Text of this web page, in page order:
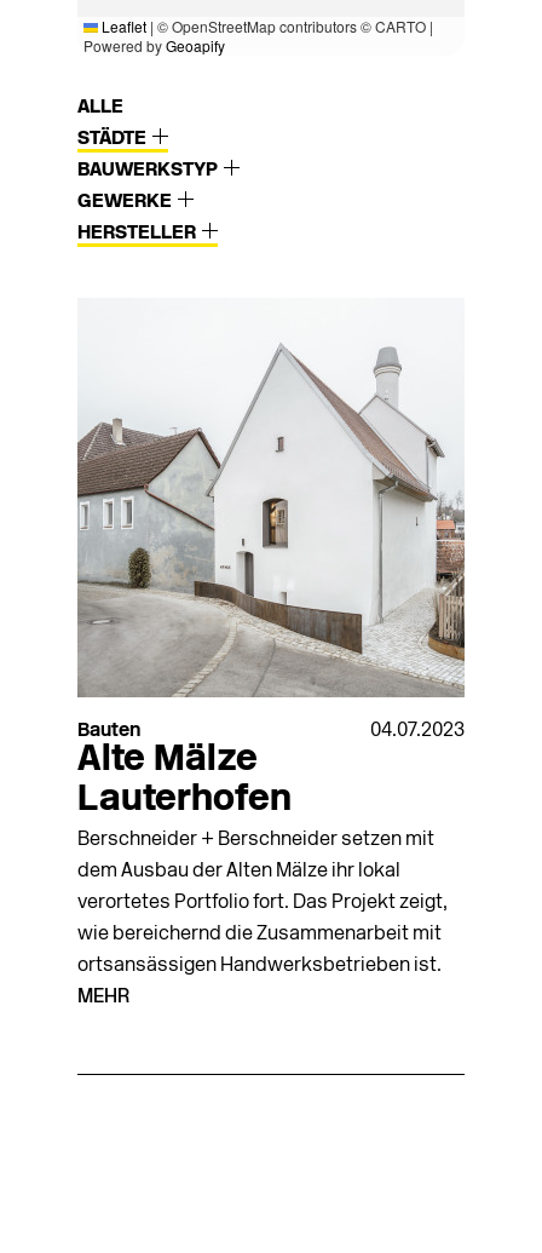
Leaflet | © OpenStreetMap contributors © CARTO |
Powered byGeoapify
ALLE
STÄDTE
BAUWERKSTYP
GEWERKE
HERSTELLER
Bauten 04.07.2023
Alte Mälze
Lauterhofen
Berschneider + Berschneider setzen mit
dem Ausbau der Alten Mälze ihr lokal
verortetes Portfolio fort. Das Projekt zeigt,
wie bereichernd die Zusammenarbeit mit
ortsansässigen Handwerksbetrieben ist.
MEHR